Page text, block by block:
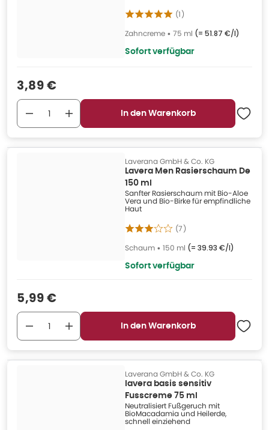
(1)
Zahncreme • 75 ml (= 51.87 €/l)
Sofort verfügbar
Verkaufspreis
3,89 €
In den Warenkorb
Laverana GmbH & Co. KG
Lavera Men Rasierschaum De
150 ml
Sanfter Rasierschaum mit Bio-Aloe
Vera und Bio-Birke für empfindliche
Haut
(7)
Schaum • 150 ml (= 39.93 €/l)
Sofort verfügbar
Verkaufspreis
5,99 €
In den Warenkorb
Laverana GmbH & Co. KG
lavera basis sensitiv
Fusscreme 75 ml
Neutralisiert Fußgeruch mit
BioMacadamia und Heilerde,
schnell einziehend